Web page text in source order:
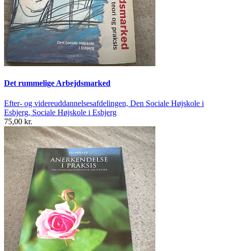
Det rummelige Arbejdsmarked
Efter- og videreuddannelsesafdelingen, Den Sociale Højskole i
Esbjerg, Sociale Højskole i Esbjerg
75,00 kr.